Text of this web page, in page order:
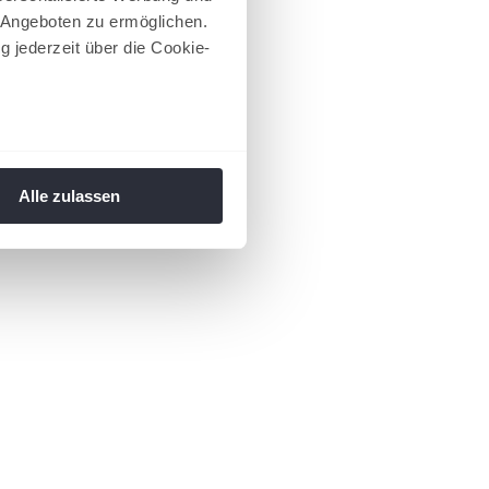
zu ermöglichen.
jederzeit über die Cookie-
anbieten zu können
aufgerufen und
Alle zulassen